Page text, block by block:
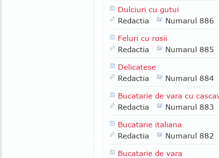
Dulciuri cu gutui
Redactia
Numarul 886
Feluri cu rosii
Redactia
Numarul 885
Delicatese
Redactia
Numarul 884
Bucatarie de vara cu
Redactia
Numarul 883
Bucatarie italiana
Redactia
Numarul 882
Bucatarie de vara